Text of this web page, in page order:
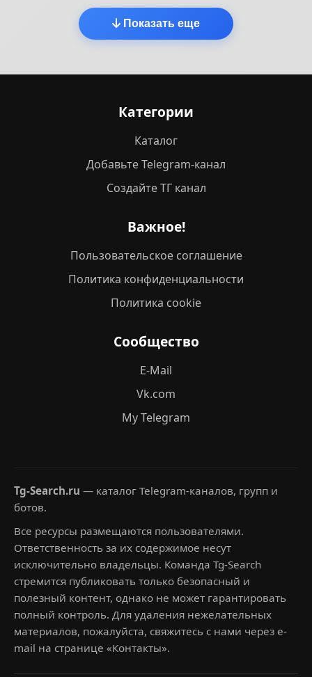
Показать еще
Категории
Каталог
Добавьте Telegram-канал
Создайте ТГ канал
Важное!
Пользовательское соглашение
Политика конфиденциальности
Политика cookie
Сообщество
E-Mail
Vk.com
My Telegram
Tg-Search.ru — каталог Telegram-каналов, групп и
ботов.
Все ресурсы размещаются пользователями.
Ответственность за их содержимое несут
исключительно владельцы. Команда Tg-Search
стремится публиковать только безопасный и
полезный контент, однако не может гарантировать
полный контроль. Для удаления нежелательных
материалов, пожалуйста, свяжитесь с нами через e-
mail на странице «Контакты».